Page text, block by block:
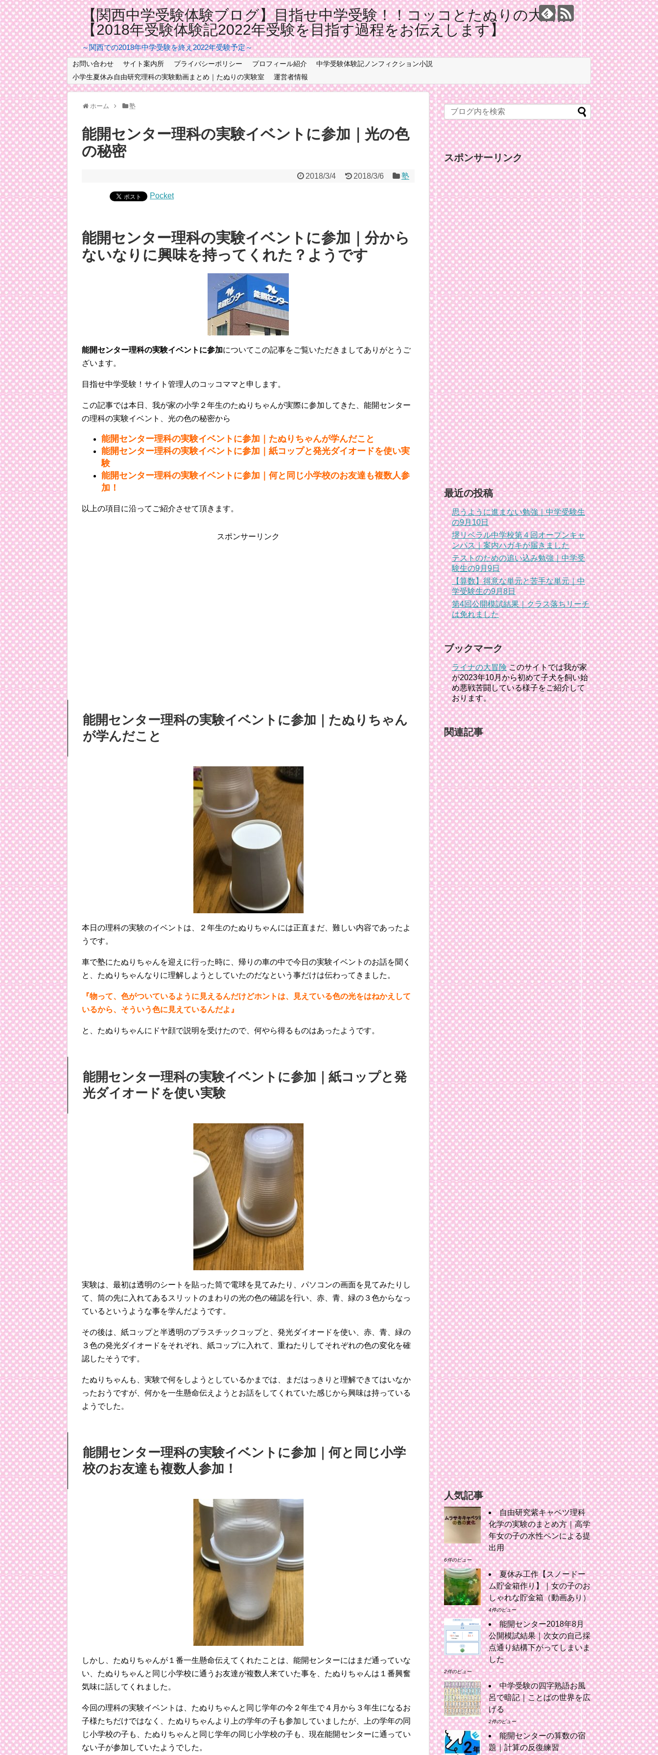
【関西中学受験体験ブログ】目指せ中学受験！！コッコとたぬりの大冒険
【2018年受験体験記2022年受験を目指す過程をお伝えします】
～関西での2018年中学受験を終え2022年受験予定～
お問い合わせ サイト案内所 プライバシーポリシー プロフィール紹介
中学受験体験記ノンフィクション小説
小学生夏休み自由研究理科の実験動画まとめ｜たぬりの実験室
運営者情報
ホーム 塾
能開センター理科の実験イベントに参加｜光の色
の秘密
2018/3/4 2018/3/6 塾
Pocket
能開センター理科の実験イベントに参加｜分から
ないなりに興味を持ってくれた？ようです
能開センター理科の実験イベントに参加についてこの記事をご覧いただきましてありがとうご
ざいます。
目指せ中学受験！サイト管理人のコッコママと申します。
この記事では本日、我が家の小学２年生のたぬりちゃんが実際に参加してきた、能開センター
の理科の実験イベント、光の色の秘密から
能開センター理科の実験イベントに参加｜たぬりちゃんが学んだこと
能開センター理科の実験イベントに参加｜紙コップと発光ダイオードを使い実
験
能開センター理科の実験イベントに参加｜何と同じ小学校のお友達も複数人参
加！
以上の項目に沿ってご紹介させて頂きます。
スポンサーリンク
能開センター理科の実験イベントに参加｜たぬりちゃん
が学んだこと
本日の理科の実験のイベントは、２年生のたぬりちゃんには正直まだ、難しい内容であったよ
うです。
車で塾にたぬりちゃんを迎えに行った時に、帰りの車の中で今日の実験イベントのお話を聞く
と、たぬりちゃんなりに理解しようとしていたのだなという事だけは伝わってきました。
『物って、色がついているように見えるんだけどホントは、見えている色の光をはねかえして
いるから、そういう色に見えているんだよ』
と、たぬりちゃんにドヤ顔で説明を受けたので、何やら得るものはあったようです。
能開センター理科の実験イベントに参加｜紙コップと発
光ダイオードを使い実験
実験は、最初は透明のシートを貼った筒で電球を見てみたり、パソコンの画面を見てみたりし
て、筒の先に入れてあるスリットのまわりの光の色の確認を行い、赤、青、緑の３色からなっ
ているというような事を学んだようです。
その後は、紙コップと半透明のプラスチックコップと、発光ダイオードを使い、赤、青、緑の
３色の発光ダイオードをそれぞれ、紙コップに入れて、重ねたりしてそれぞれの色の変化を確
認したそうです。
たぬりちゃんも、実験で何をしようとしているかまでは、まだはっきりと理解できてはいなか
ったおうですが、何かを一生懸命伝えようとお話をしてくれていた感じから興味は持っている
ようでした。
能開センター理科の実験イベントに参加｜何と同じ小学
校のお友達も複数人参加！
しかし、たぬりちゃんが１番一生懸命伝えてくれたことは、能開センターにはまだ通っていな
い、たぬりちゃんと同じ小学校に通うお友達が複数人来ていた事を、たぬりちゃんは１番興奮
気味に話してくれました。
今回の理科の実験イベントは、たぬりちゃんと同じ学年の今２年生で４月から３年生になるお
子様たちだけではなく、たぬりちゃんより上の学年の子も参加していましたが、上の学年の同
じ小学校の子も、たぬりちゃんと同じ学年の同じ小学校の子も、現在能開センターに通ってい
ない子が参加していたようでした。
スポンサーリンク
最近の投稿
思うように進まない勉強｜中学受験生
の9月10日
堺リベラル中学校第４回オープンキャ
ンパス｜案内ハガキが届きました
テストのための追い込み勉強｜中学受
験生の9月9日
【算数】得意な単元と苦手な単元｜中
学受験生の9月8日
第4回公開模試結果｜クラス落ちリーチ
は免れました
ブックマーク
ライナの大冒険このサイトでは我が家
が2023年10月から初めて子犬を飼い始
め悪戦苦闘している様子をご紹介して
おります。
関連記事
人気記事
自由研究紫キャベツ理科
化学の実験のまとめ方｜高学
年女の子の水性ペンによる提
出用
6件のビュー
夏休み工作【スノードー
ム貯金箱作り】｜女の子のお
しゃれな貯金箱（動画あり）
4件のビュー
能開センター2018年8月
公開模試結果｜次女の自己採
点通り結構下がってしまいま
した
2件のビュー
中学受験の四字熟語お風
呂で暗記｜ことばの世界を広
げる
2件のビュー
能開センターの算数の宿
題｜計算の反復練習